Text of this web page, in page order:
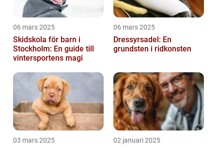
06 mars 2025
Skidskola för barn i
Stockholm: En guide till
vintersportens magi
06 mars 2025
Dressyrsadel: En
grundsten i ridkonsten
03 mars 2025 02 januari 2025